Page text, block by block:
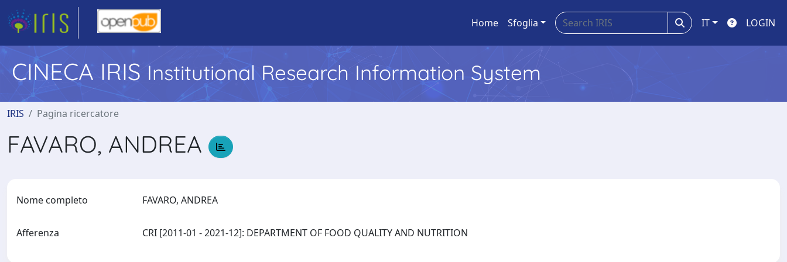
Home Sfoglia IT LOGIN
CINECA IRIS Institutional Research Information System
IRIS Pagina ricercatore
FAVARO, ANDREA
Nome completo FAVARO, ANDREA
Afferenza CRI [2011-01 - 2021-12]: DEPARTMENT OF FOOD QUALITY AND NUTRITION